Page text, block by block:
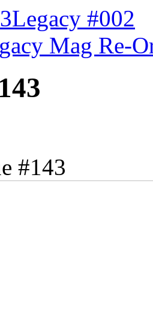
Legacy #002
Mag Re-
#143